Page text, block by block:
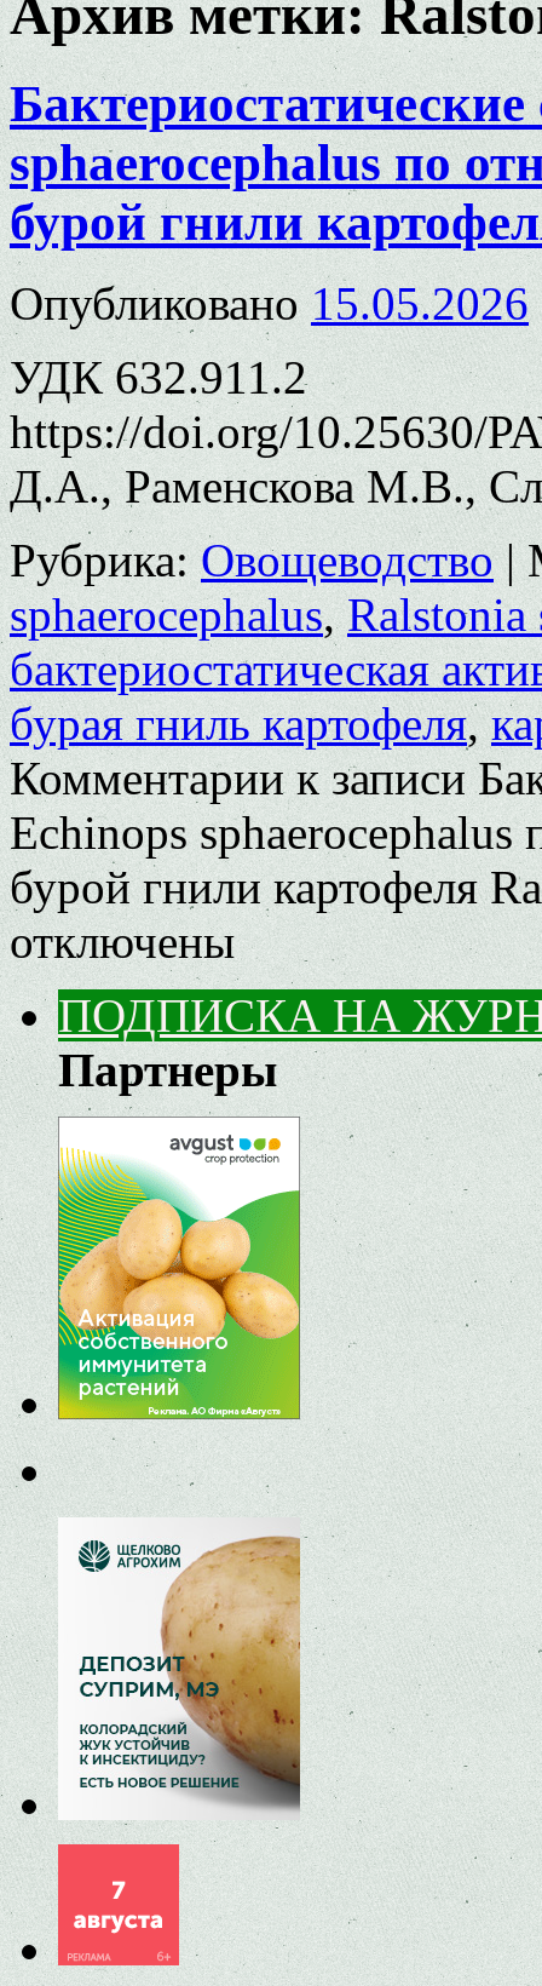
Архив метки:
sphaerocephalus по
бурой гнили
Опубликовано 15.05.2026
УДК 632.911.2
https://doi.org/10.25630/
Д.А., Раменскова М.В.,
Рубрика: Овощеводство |
sphaerocephalus,Ralstonia
бактериостатическая
бурая гниль картофеля,
Комментариик записи
Echinops
бурой гнили картофеля
отключены
ПОДПИСКА НА
Партнеры